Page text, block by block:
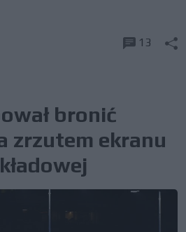
13
bronić
zrzutem ekranu